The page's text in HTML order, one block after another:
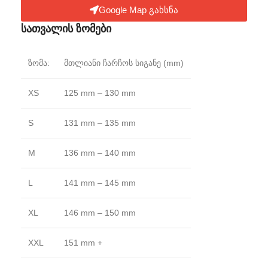
Google Map გახსნა
სათვალის ზომები
ზომა: მთლიანი ჩარჩოს სიგანე (mm)
XS 125 mm – 130 mm
S 131 mm – 135 mm
M 136 mm – 140 mm
L 141 mm – 145 mm
XL 146 mm – 150 mm
XXL 151 mm +